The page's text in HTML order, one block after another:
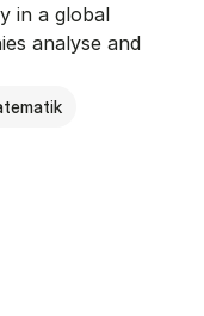
in a global
analyse and
Busi­ness